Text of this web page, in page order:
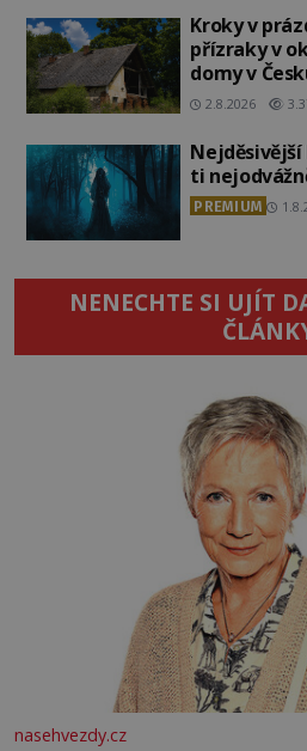
Kroky v
přízraky v
domy v
2.8.2026
Nejděsivější lesy
ti
PREMIUM
NENECHTE SI UJÍT
nasehvezdy.cz